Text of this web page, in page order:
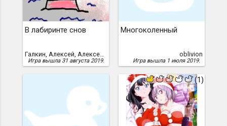
В лабиринте снов
Галкин, Алексей, Алексей Галкин
Игра вышла 31 августа 2019.
Многоколенный
oblivion
Игра вышла 1 июля 2019.
(1)